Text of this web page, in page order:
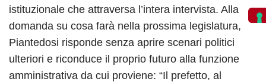
istituzionale che attraversa l’intera intervista. Alla
domanda su cosa farà nella prossima legislatura,
Piantedosi risponde senza aprire scenari politici
ulteriori e riconduce il proprio futuro alla funzione
amministrativa da cui proviene: “Il prefetto, al